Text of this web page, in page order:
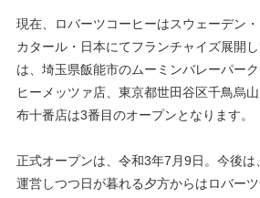
現在、ロバーツコーヒーはスウェーデン
カタール・日本にてフランチャイズ展開
は、埼玉県飯能市のムーミンバレーパー
ヒーメッツァ店、東京都世田谷区千鳥烏
布十番店は3番目のオープンとなります。
正式オープンは、令和3年7月9日。今後は
運営しつつ日が暮れる夕方からはロバー